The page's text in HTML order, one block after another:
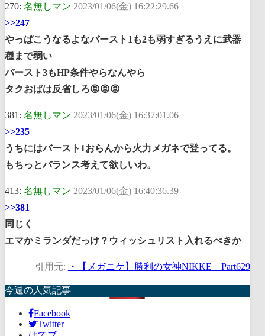
270: 名無しマン 2023/01/06(金) 16:22:29.66
>>247
やっぱこうなるよなバースト1も2も弱すぎるうえに武器
種まで弱い
バースト3もHP条件やらなんやら
タクおばは反省しろ😡😡😡
381: 名無しマン 2023/01/06(金) 16:37:01.06
>>235
うちにはバースト1おらんから火力メガネで登ってる。
もちっとバランス考えて欲しいわ。
413: 名無しマン 2023/01/06(金) 16:40:36.39
>>381
同じく
エマかミランダだっけ？ウィッシュリスト入れるべきか
引用元: ・【メガニケ】勝利の女神NIKKE Part629
今週の人気記事
Facebook
Twitter